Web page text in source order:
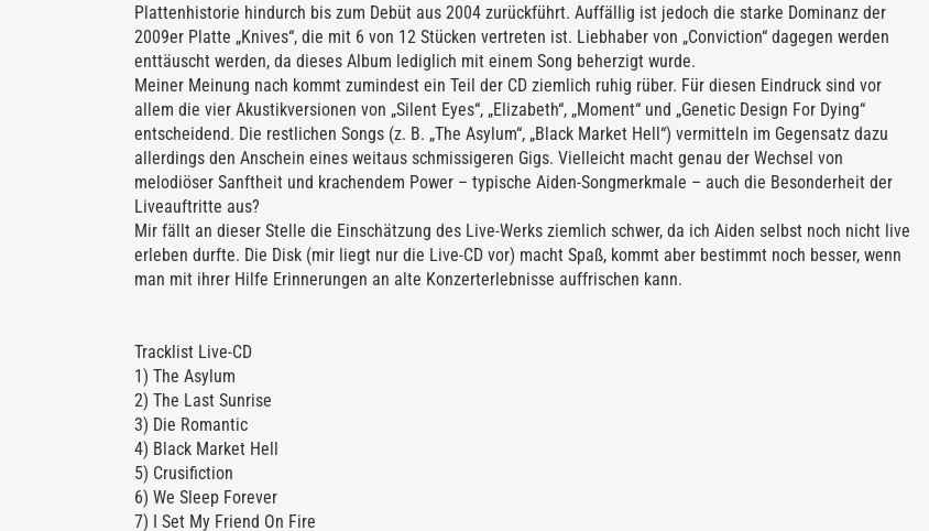
Plattenhistorie hindurch bis zum Debüt aus 2004 zurückführt. Auffällig ist jedoch die starke Dominanz der
2009er Platte „Knives“, die mit 6 von 12 Stücken vertreten ist. Liebhaber von „Conviction“ dagegen werden
enttäuscht werden, da dieses Album lediglich mit einem Song beherzigt wurde.
Meiner Meinung nach kommt zumindest ein Teil der CD ziemlich ruhig rüber. Für diesen Eindruck sind vor
allem die vier Akustikversionen von „Silent Eyes“, „Elizabeth“, „Moment“ und „Genetic Design For Dying“
entscheidend. Die restlichen Songs (z. B. „The Asylum“, „Black Market Hell“) vermitteln im Gegensatz dazu
allerdings den Anschein eines weitaus schmissigeren Gigs. Vielleicht macht genau der Wechsel von
melodiöser Sanftheit und krachendem Power – typische Aiden-Songmerkmale – auch die Besonderheit der
Liveauftritte aus?
Mir fällt an dieser Stelle die Einschätzung des Live-Werks ziemlich schwer, da ich Aiden selbst noch nicht live
erleben durfte. Die Disk (mir liegt nur die Live-CD vor) macht Spaß, kommt aber bestimmt noch besser, wenn
man mit ihrer Hilfe Erinnerungen an alte Konzerterlebnisse auffrischen kann.
Tracklist Live-CD
1) The Asylum
2) The Last Sunrise
3) Die Romantic
4) Black Market Hell
5) Crusifiction
6) We Sleep Forever
7) I Set My Friend On Fire